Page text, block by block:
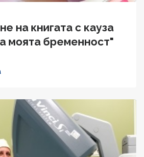
на книгата с кауза
моята бременност"